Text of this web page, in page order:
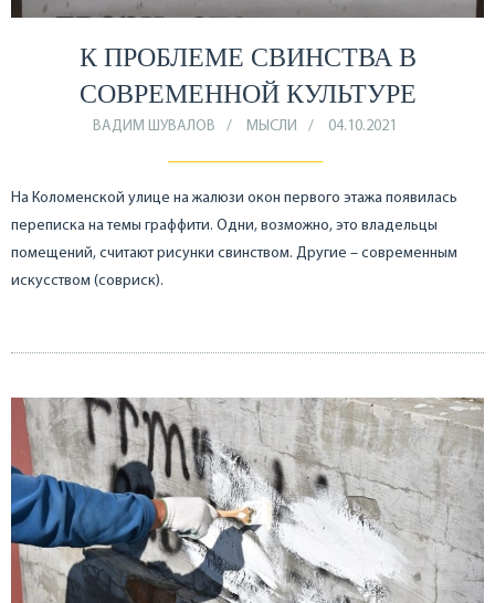
К ПРОБЛЕМЕ СВИНСТВА В
СОВРЕМЕННОЙ КУЛЬТУРЕ
ВАДИМ ШУВАЛОВ МЫСЛИ 04.10.2021
На Коломенской улице на жалюзи окон первого этажа появилась
переписка на темы граффити. Одни, возможно, это владельцы
помещений, считают рисунки свинством. Другие – современным
искусством (совриск).